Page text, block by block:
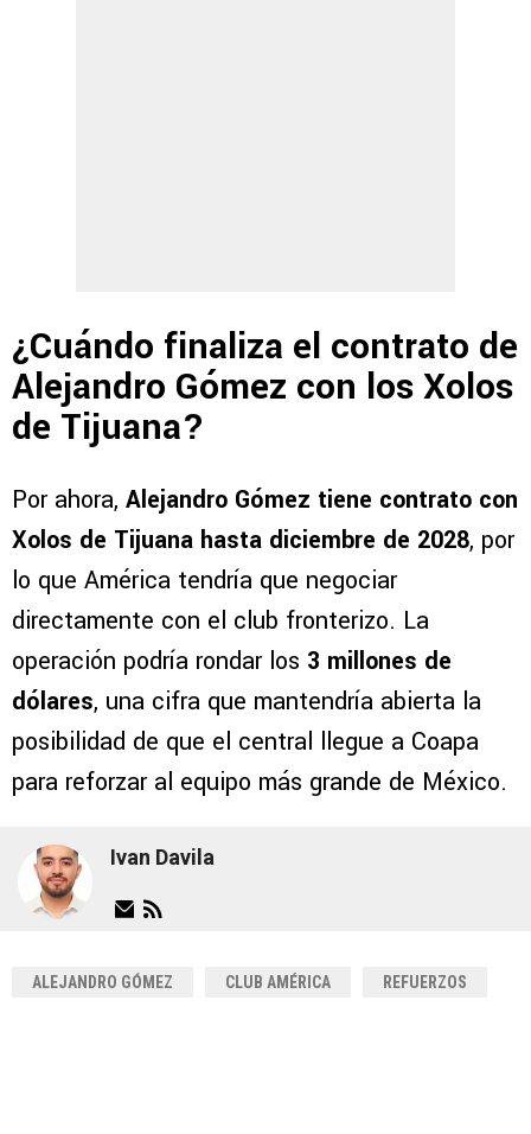
¿Cuándo finaliza el contrato de
Alejandro Gómez con los Xolos
de Tijuana?
Por ahora, Alejandro Gómez tiene contrato con
Xolos de Tijuana hasta diciembre de 2028, por
lo que América tendría que negociar
directamente con el club fronterizo. La
operación podría rondar los 3 millones de
dólares, una cifra que mantendría abierta la
posibilidad de que el central llegue a Coapa
para reforzar al equipo más grande de México.
Ivan Davila
ALEJANDRO GÓMEZ CLUB AMÉRICA REFUERZOS